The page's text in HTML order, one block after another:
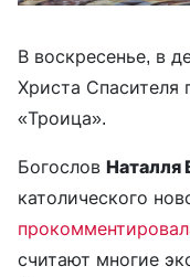
В воскресенье, в
Христа Спасителя
«Троица».
Богослов Наталля
католического
считают многие